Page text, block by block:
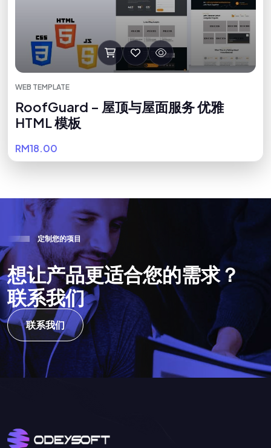
WEB TEMPLATE
RoofGuard – 屋顶与屋面服务 优雅
HTML 模板
RM18.00
定制您的项目
想让产品更适合您的需求 ？
联系我们
联系我们